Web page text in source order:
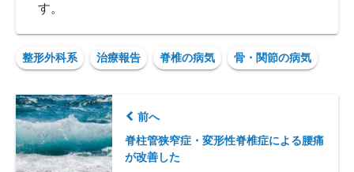
す。
整形外科系 治療報告 脊椎の病気 骨・関節の病気
前へ
脊柱管狭窄症・変形性脊椎症による腰痛
が改善した